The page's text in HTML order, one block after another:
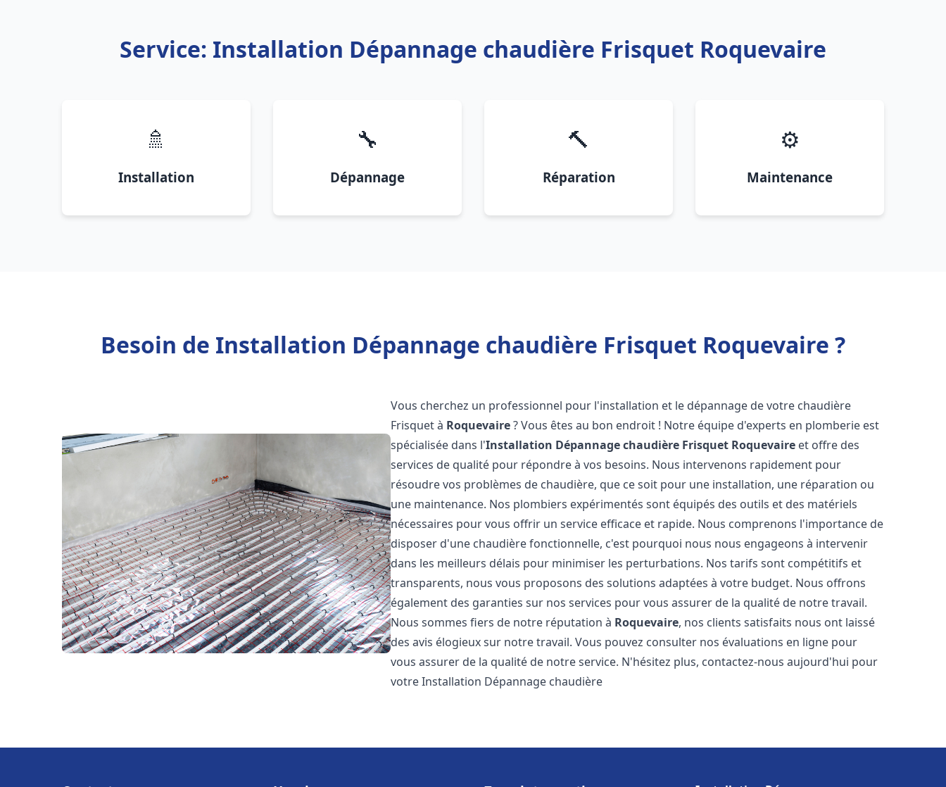
Service: Installation Dépannage chaudière Frisquet Roquevaire
🚿
Installation
🔧
Dépannage
🔨
Réparation
⚙️
Maintenance
Besoin de Installation Dépannage chaudière Frisquet Roquevaire ?
Vous cherchez un professionnel pour l'installation et le dépannage de votre chaudière
Frisquet à Roquevaire? Vous êtes au bon endroit ! Notre équipe d'experts en plomberie est
spécialisée dans l'Installation Dépannage chaudière Frisquet Roquevaire et offre des
services de qualité pour répondre à vos besoins. Nous intervenons rapidement pour
résoudre vos problèmes de chaudière, que ce soit pour une installation, une réparation ou
une maintenance. Nos plombiers expérimentés sont équipés des outils et des matériels
nécessaires pour vous offrir un service efficace et rapide. Nous comprenons l'importance de
disposer d'une chaudière fonctionnelle, c'est pourquoi nous nous engageons à intervenir
dans les meilleurs délais pour minimiser les perturbations. Nos tarifs sont compétitifs et
transparents, nous vous proposons des solutions adaptées à votre budget. Nous offrons
également des garanties sur nos services pour vous assurer de la qualité de notre travail.
Nous sommes fiers de notre réputation à Roquevaire, nos clients satisfaits nous ont laissé
des avis élogieux sur notre travail. Vous pouvez consulter nos évaluations en ligne pour
vous assurer de la qualité de notre service. N'hésitez plus, contactez-nous aujourd'hui pour
votre Installation Dépannage chaudière